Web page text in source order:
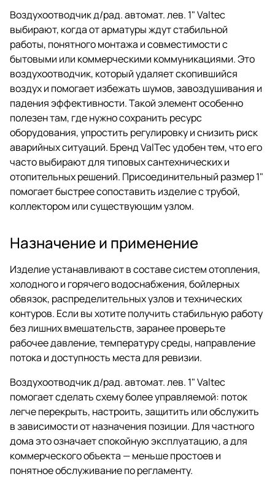
Воздухоотводчик д/рад. автомат. лев. 1" Valtec
выбирают, когда от арматуры ждут стабильной
работы, понятного монтажа и совместимости с
бытовыми или коммерческими коммуникациями. Это
воздухоотводчик, который удаляет скопившийся
воздух и помогает избежать шумов, завоздушивания и
падения эффективности. Такой элемент особенно
полезен там, где нужно сохранить ресурс
оборудования, упростить регулировку и снизить риск
аварийных ситуаций. Бренд ValTec удобен тем, что его
часто выбирают для типовых сантехнических и
отопительных решений. Присоединительный размер 1"
помогает быстрее сопоставить изделие с трубой,
коллектором или существующим узлом.
Назначение и применение
Изделие устанавливают в составе систем отопления,
холодного и горячего водоснабжения, бойлерных
обвязок, распределительных узлов и технических
контуров. Если вы хотите получить стабильную работу
без лишних вмешательств, заранее проверьте
рабочее давление, температуру среды, направление
потока и доступность места для ревизии.
Воздухоотводчик д/рад. автомат. лев. 1" Valtec
помогает сделать схему более управляемой: поток
легче перекрыть, настроить, защитить или обслужить
в зависимости от назначения позиции. Для частного
дома это означает спокойную эксплуатацию, а для
коммерческого объекта — меньше простоев и
понятное обслуживание по регламенту.